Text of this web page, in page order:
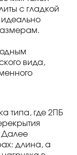
с гладкой
вида,
типа, где 2ПБ
Далее
длина, а